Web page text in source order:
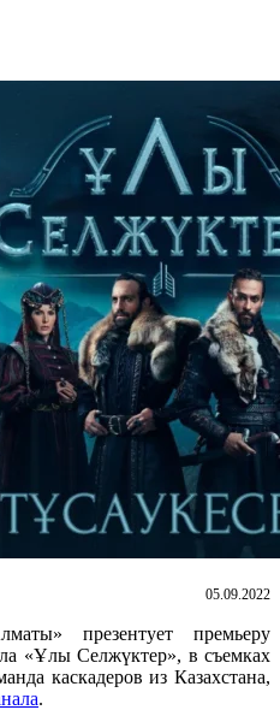
05.09.2022
презентует премьеру
«Ұлы Селжүктер», в съемках
каскадеров из Казахстана,
.